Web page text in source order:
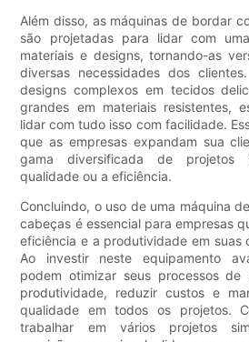
Além disso, as máquinas de bordar
são projetadas para lidar com
materiais e designs, tornando-as
diversas necessidades dos
designs complexos em tecidos
grandes em materiais resistentes,
lidar com tudo isso com facilidade.
que as empresas expandam sua
gama diversificada de projetos
qualidade ou a eficiência.
Concluindo, o uso de uma máquina
cabeças é essencial para empresas
eficiência e a produtividade em suas
Ao investir neste equipamento
podem otimizar seus processos de
produtividade, reduzir custos e
qualidade em todos os projetos.
trabalhar em vários projetos